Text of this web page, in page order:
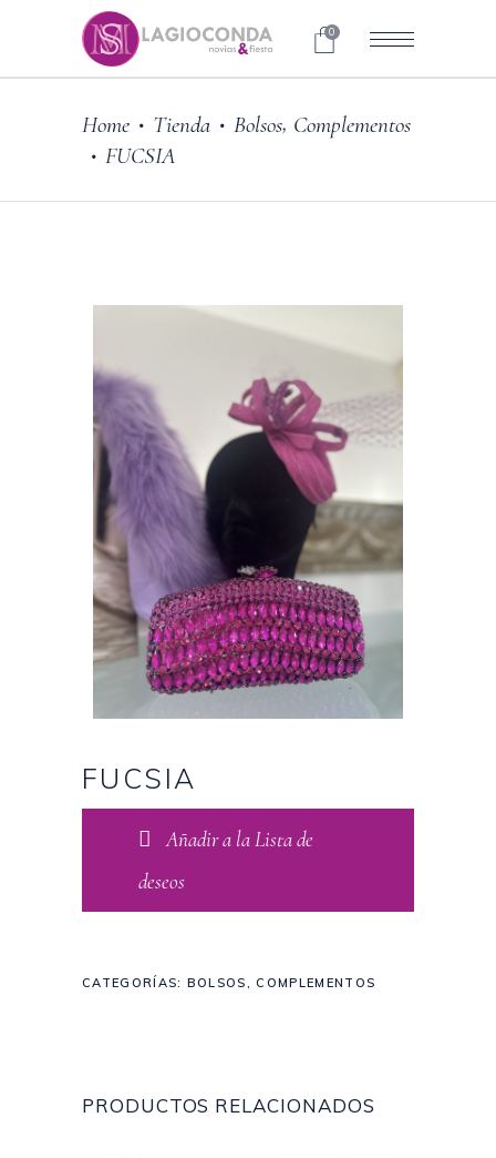
0
Home • Tienda • Bolsos, Complementos
• FUCSIA
FUCSIA
Añadir a la Lista de
deseos
CATEGORÍAS: BOLSOS,COMPLEMENTOS
PRODUCTOS RELACIONADOS